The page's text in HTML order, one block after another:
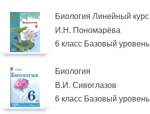
Биология Линейный курс
И.Н. Пономарёва
6 класс Базовый уровень
Биология
В.И. Сивоглазов
6 класс Базовый уровень